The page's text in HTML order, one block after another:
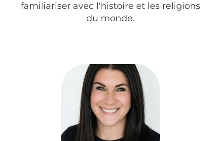
familiariser avec l'histoire et les religions
du monde.